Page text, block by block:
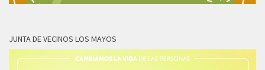
JUNTA DE VECINOS LOS MAYOS